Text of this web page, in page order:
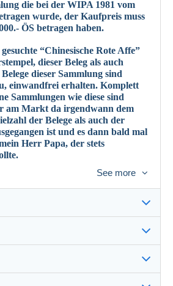
die bei der WIPA 1981 vom
wurde, der Kaufpreis muss
ÖS betragen haben.
“Chinesische Rote Affe”
dieser Beleg als auch
dieser Sammlung sind
einwandfrei erhalten. Komplett
Sammlungen wie diese sind
am Markt da irgendwann dem
der Belege als auch der
ist und es dann bald mal
Herr Papa, der stets
ich biete hier den kompletten
er liegt und steht, in 3
davon ab in welchem Land
Österreichs kommen wir wohl mit
weit wohl 25.- Euro (im
anfragen !), nach Übersee
hohen Kosten nur ungern.
See more
100%(7329x)